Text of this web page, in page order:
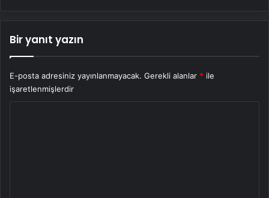
Bir yanıt yazın
E-posta adresiniz yayınlanmayacak. Gerekli alanlar * ile
işaretlenmişlerdir